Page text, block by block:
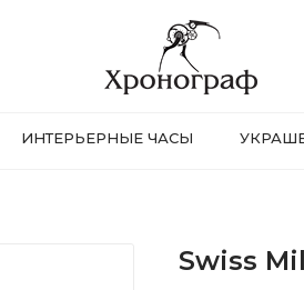
ИНТЕРЬЕРНЫЕ ЧАСЫ
Swiss